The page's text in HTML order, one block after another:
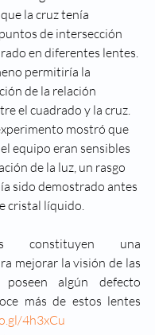
la cruz tenía
de intersección
en diferentes lentes.
permitiría la
de la relación
el cuadrado y la cruz.
mostró que
equipo eran sensibles
de la luz, un rasgo
sido demostrado antes
cristal líquido.
constituyen una
mejorar la visión de las
poseen algún defecto
más de estos lentes
4h3xCu